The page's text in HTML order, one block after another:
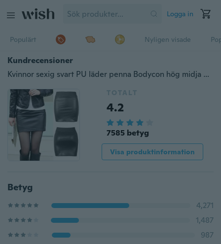
Logga in
Populärt Nyligen visade
Kundrecensioner
Kvinnor sexig svart PU läder penna Bodycon hög midja mini klänning kort kjol
TOTALT
4.2
7585 betyg
Visa produktinformation
Betyg
4,271
1,487
987